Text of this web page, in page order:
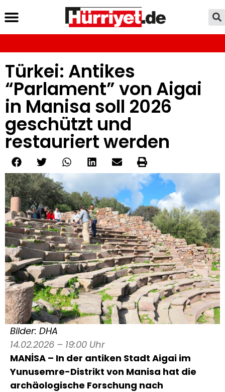
Türkei: Antikes
“Parlament” von Aigai
in Manisa soll 2026
geschützt und
restauriert werden
Bilder: DHA
14.02.2026 – 19:00 Uhr
MANİSA – In der antiken Stadt Aigai im
Yunusemre-Distrikt von Manisa hat die
archäologische Forschung nach